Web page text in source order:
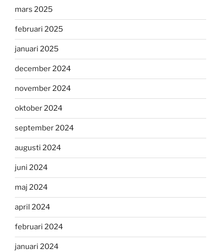
mars 2025
februari 2025
januari 2025
december 2024
november 2024
oktober 2024
september 2024
augusti 2024
juni 2024
maj 2024
april 2024
februari 2024
januari 2024